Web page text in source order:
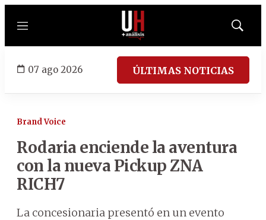
Menú
Mostrar
07 ago 2026 ÚLTIMAS NOTICIAS
Brand Voice
Rodaria enciende la aventura
con la nueva Pickup ZNA
RICH7
La concesionaria presentó en un evento